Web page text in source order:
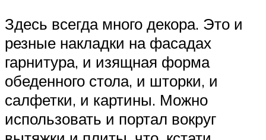
Здесь всегда много декора. Это и
резные накладки на фасадах
гарнитура, и изящная форма
обеденного стола, и шторки, и
салфетки, и картины. Можно
использовать и портал вокруг